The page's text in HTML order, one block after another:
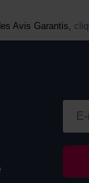
Avis Garantis,